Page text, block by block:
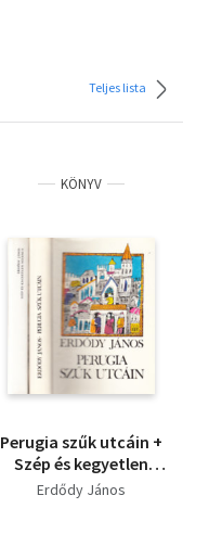
Teljes lista
KÖNYV
Perugia szűk utcáin +
Szép és kegyetlen
Velence (2 mű)
Erdődy János